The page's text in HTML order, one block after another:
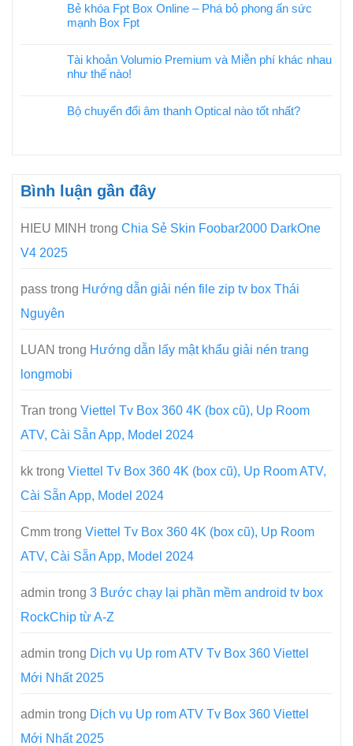
Bẻ khóa Fpt Box Online – Phá bỏ phong ấn sức
mạnh Box Fpt
Tài khoản Volumio Premium và Miễn phí khác nhau
như thế nào!
Bộ chuyển đổi âm thanh Optical nào tốt nhất?
Bình luận gần đây
HIEU MINH trong Chia Sẻ Skin Foobar2000 DarkOne
V4 2025
pass trong Hướng dẫn giải nén file zip tv box Thái
Nguyên
LUAN trong Hướng dẫn lấy mật khẩu giải nén trang
longmobi
Tran trong Viettel Tv Box 360 4K (box cũ), Up Room
ATV, Cài Sẵn App, Model 2024
kk trong Viettel Tv Box 360 4K (box cũ), Up Room ATV,
Cài Sẵn App, Model 2024
Cmm trong Viettel Tv Box 360 4K (box cũ), Up Room
ATV, Cài Sẵn App, Model 2024
admin trong 3 Bước chạy lại phần mềm android tv box
RockChip từ A-Z
admin trong Dịch vụ Up rom ATV Tv Box 360 Viettel
Mới Nhất 2025
admin trong Dịch vụ Up rom ATV Tv Box 360 Viettel
Mới Nhất 2025